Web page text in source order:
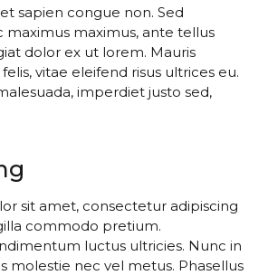
sapien congue non. Sed
maximus maximus, ante tellus
dolor ex ut lorem. Mauris
vitae eleifend risus ultrices eu.
imperdiet justo sed,
sit amet, consectetur adipiscing
commodo pretium.
luctus ultricies. Nunc in
molestie nec vel metus. Phasellus